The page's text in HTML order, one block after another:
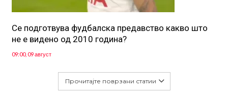
Се подготвува фудбалска предавство какво што
не е видено од 2010 година?
09:00, 09 август
Прочитајте поврзани статии